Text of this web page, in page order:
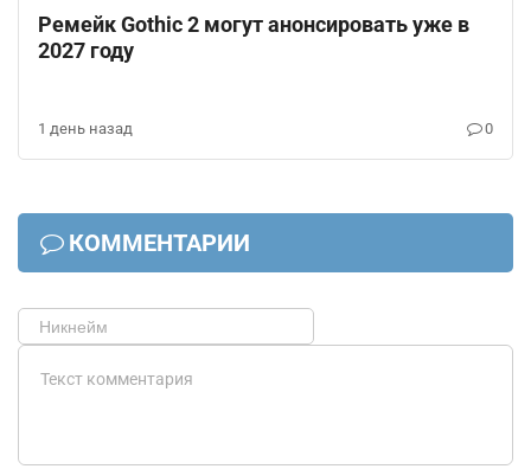
Ремейк Gothic 2 могут анонсировать уже в
2027 году
1 день назад 0
КОММЕНТАРИИ